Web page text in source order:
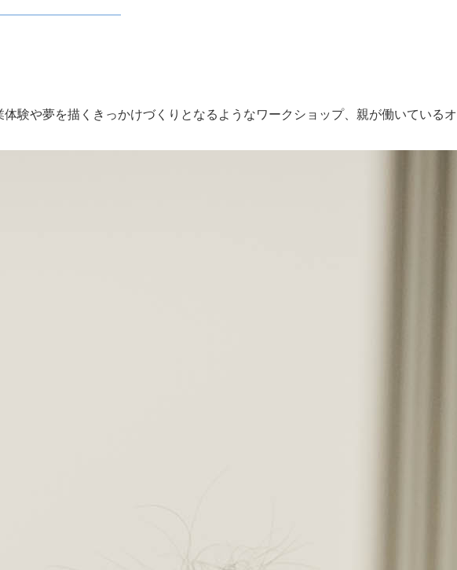
を描くきっかけづくりとなるようなワークショップ、親が働い